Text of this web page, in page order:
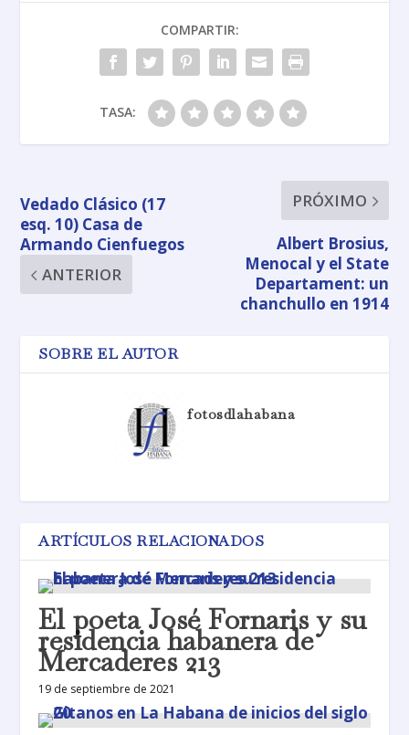
COMPARTIR:
TASA:
Vedado Clásico (17
esq. 10) Casa de
Armando Cienfuegos
ANTERIOR
PRÓXIMO
Albert Brosius,
Menocal y el State
Departament: un
chanchullo en 1914
SOBRE EL AUTOR
fotosdlahabana
ARTÍCULOS RELACIONADOS
El poeta José Fornaris y su
residencia habanera de
Mercaderes 213
19 de septiembre de 2021